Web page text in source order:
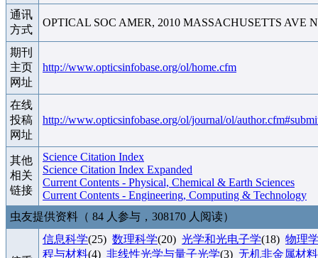
通讯
方式
OPTICAL SOC AMER, 2010 MASSACHUSETTS AVE
期刊
主页
网址
http://www.opticsinfobase.org/ol/home.cfm
在线
投稿
网址
http://www.opticsinfobase.org/ol/journal/ol/
其他
相关
链接
Science Citation Index
Science Citation Index Expanded
Current Contents - Physical, Chemical & Earth Sciences
Current Contents - Engineering, Computing & Technology
虫友提供资料（ 84 人参与，308170 人阅读）
信息科学(25) 数理科学(20) 光学和光电子学(18) 物理
程与材料(4) 非线性光学与量子光学(3) 无机非金属材料